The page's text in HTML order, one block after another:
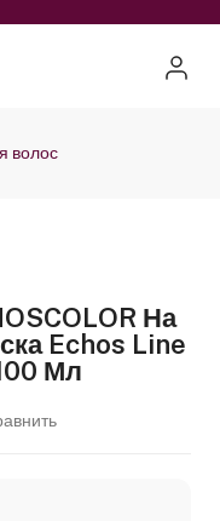
волос
На
Echos Line
Мл